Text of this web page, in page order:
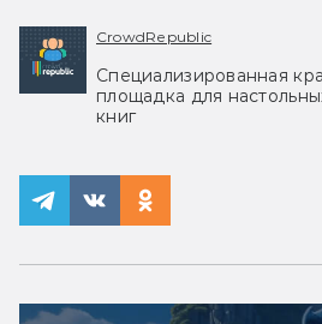
CrowdRepublic
Специализированная
площадка для
книг